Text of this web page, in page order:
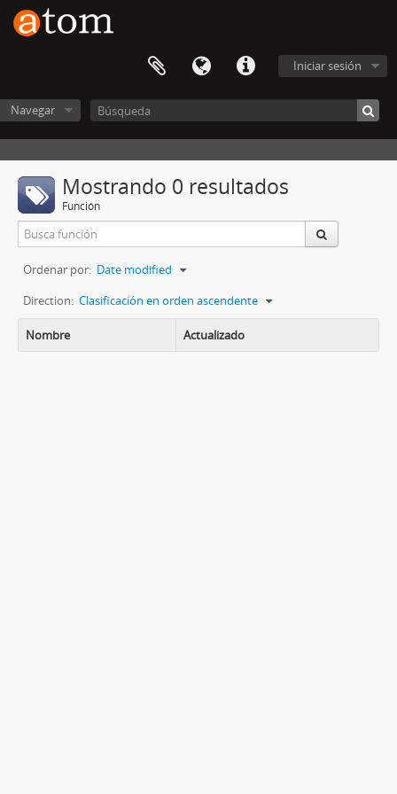
Iniciar sesión
Navegar
Mostrando 0 resultados
Función
Ordenar por: Date modified
Direction: Clasificación en orden ascendente
Nombre Actualizado